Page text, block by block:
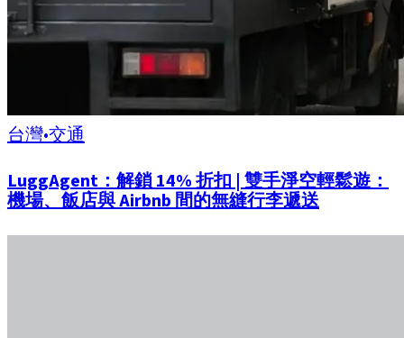
台灣•交通
LuggAgent：解鎖 14% 折扣 | 雙手淨空輕鬆遊：
機場、飯店與 Airbnb 間的無縫行李遞送